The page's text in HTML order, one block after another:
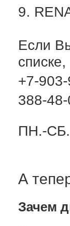
9.
Если
+7-
388-
ПН.-СБ.
А
Зачем